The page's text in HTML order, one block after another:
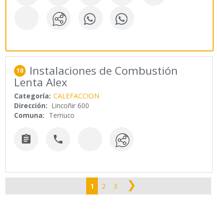
10 Instalaciones de Combustión
Lenta Alex
Categoría: CALEFACCION
Dirección: Lincoñir 600
Comuna: Temuco
 
1 2 3 ❯